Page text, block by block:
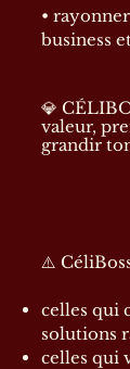
•
business
💎
valeur,
grandir
⚠️
celles qui
solutions
celles qui